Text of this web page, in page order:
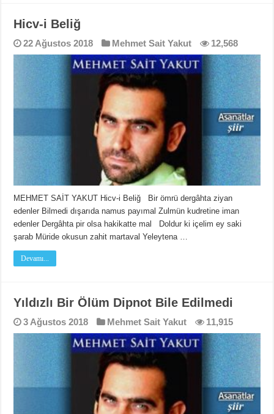
Hicv-i Beliğ
22 Ağustos 2018 Mehmet Sait Yakut 12,568
MEHMET SAİT YAKUT Hicv-i Beliğ Bir ömrü dergâhta ziyan
edenler Bilmedi dışarıda namus payımal Zulmün kudretine iman
edenler Dergâhta pir olsa hakikatte mal Doldur ki içelim ey saki
şarab Müride okusun zahit martaval Yeleytena …
Devamı...
Yıldızlı Bir Ölüm Dipnot Bile Edilmedi
3 Ağustos 2018 Mehmet Sait Yakut 11,915